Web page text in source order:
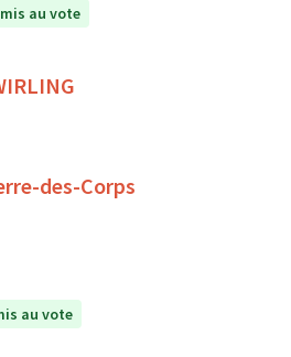
au vote
des-Corps
au vote